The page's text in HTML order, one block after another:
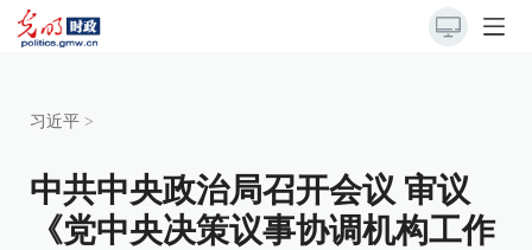
习近平 >
中共中央政治局召开会议 审议
《党中央决策议事协调机构工作